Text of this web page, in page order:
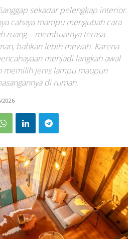
sekadar pelengkap interior.
cahaya mampu mengubah cara
ruang—membuatnya terasa
bahkan lebih mewah. Karena
menjadi langkah awal
memilih jenis lampu maupun
di rumah.
2026